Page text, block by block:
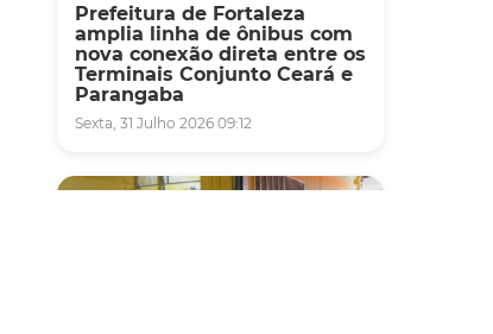
Prefeitura de Fortaleza
amplia linha de ônibus com
nova conexão direta entre os
Terminais Conjunto Ceará e
Parangaba
Sexta, 31 Julho 2026 09:12